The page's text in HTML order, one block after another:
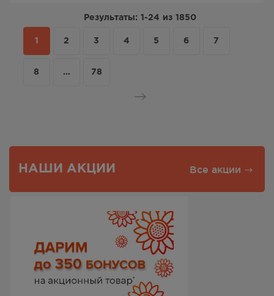
Результаты: 1-24 из 1850
1 2 3 4 5 6 7
8 ... 78
НАШИ АКЦИИ Все акции